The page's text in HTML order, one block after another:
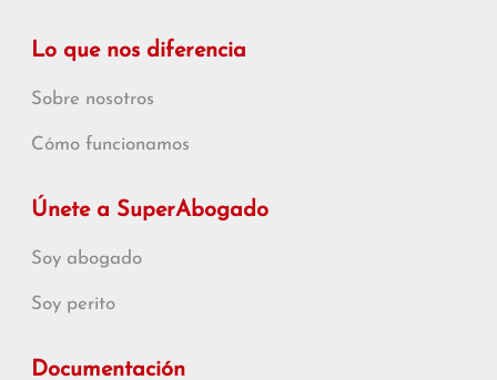
Lo que nos diferencia
Sobre nosotros
Cómo funcionamos
Únete a SuperAbogado
Soy abogado
Soy perito
Documentación